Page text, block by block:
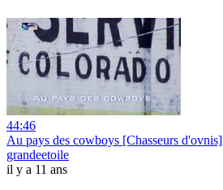
44:46
Au pays des cowboys [Chasseurs d'ovnis]
grandeetoile
il y a 11 ans